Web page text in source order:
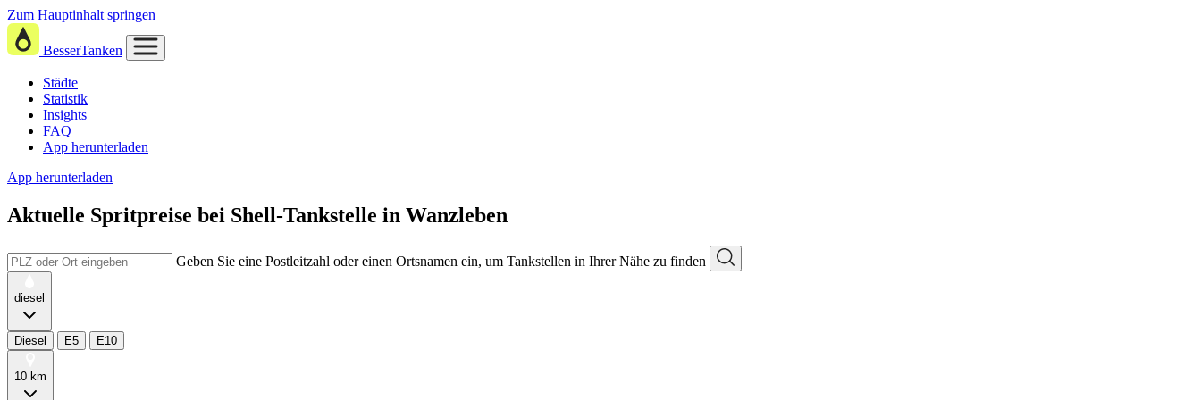
Zum Hauptinhalt springen
BesserTanken
Städte
Statistik
Insights
FAQ
App herunterladen
App herunterladen
Aktuelle Spritpreise bei Shell-Tankstelle in Wanzleben
Geben Sie eine Postleitzahl oder einen Ortsnamen ein, um Tankstellen in Ihrer Nähe zu finden
diesel
Diesel E5 E10
10 km